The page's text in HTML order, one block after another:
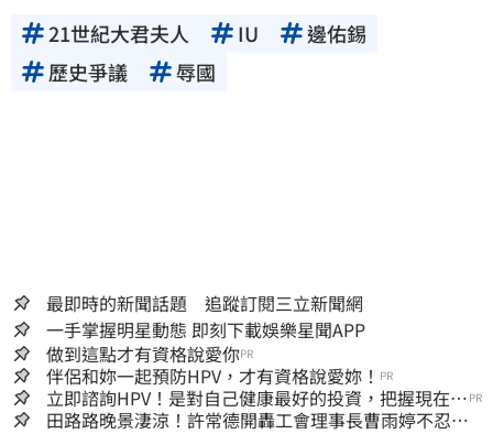
21世紀大君夫人 IU
邊佑錫
歷史爭議
辱國
最即時的新聞話題 追蹤訂閱三立新聞網
一手掌握明星動態 即刻下載娛樂星聞APP
做到這點才有資格說愛你PR
伴侶和妳一起預防HPV，才有資格說愛妳！ PR
立即諮詢HPV！是對自己健康最好的投資，把握現在不
嫌晚！
PR
田路路晚景淒涼！許常德開轟工會理事長曹雨婷不忍